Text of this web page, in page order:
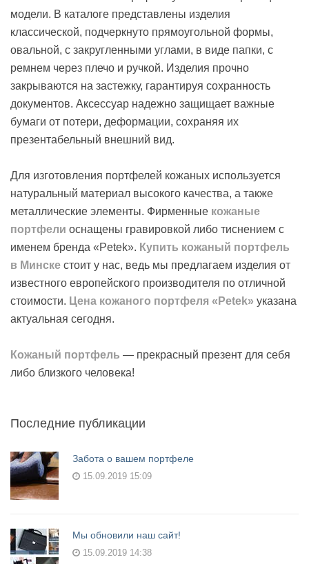
модели. В каталоге представлены изделия
классической, подчеркнуто прямоугольной формы,
овальной, с закругленными углами, в виде папки, с
ремнем через плечо и ручкой. Изделия прочно
закрываются на застежку, гарантируя сохранность
документов. Аксессуар надежно защищает важные
бумаги от потери, деформации, сохраняя их
презентабельный внешний вид.
Для изготовления портфелей кожаных используется
натуральный материал высокого качества, а также
металлические элементы. Фирменные кожаные
портфели оснащены гравировкой либо тиснением с
именем бренда «Petek». Купить кожаный портфель
в Минске стоит у нас, ведь мы предлагаем изделия от
известного европейского производителя по отличной
стоимости. Цена кожаного портфеля «Petek» указана
актуальная сегодня.
Кожаный портфель — прекрасный презент для себя
либо близкого человека!
Последние публикации
Забота о вашем портфеле
15.09.2019 15:09
Мы обновили наш сайт!
15.09.2019 14:38